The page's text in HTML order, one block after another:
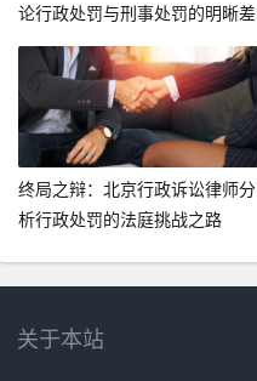
论行政处罚与刑事处罚的明晰差
异
终局之辩：北京行政诉讼律师分
析行政处罚的法庭挑战之路
关于本站